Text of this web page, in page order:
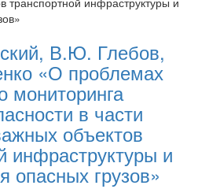
В.Ю. Глебов,
«О проблемах
мониторинга
в части
объектов
инфраструктуры и
опасных грузов»